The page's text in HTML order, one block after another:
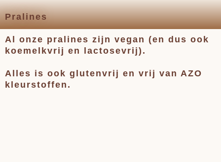
Pralines
Al onze pralines zijn vegan (en dus ook
koemelkvrij en lactosevrij).
Alles is ook glutenvrij en vrij van AZO
kleurstoffen.